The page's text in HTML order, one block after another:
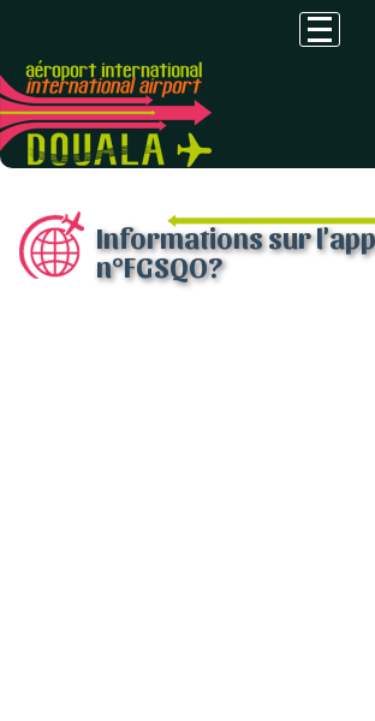
Informations sur
n°FGSQO?